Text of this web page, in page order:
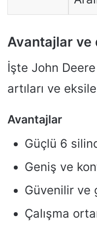
Avantajlar ve
İşte John Deere
artıları ve
Avantajlar
Güçlü 6
Geniş ve
Güvenilir ve
Çalışma